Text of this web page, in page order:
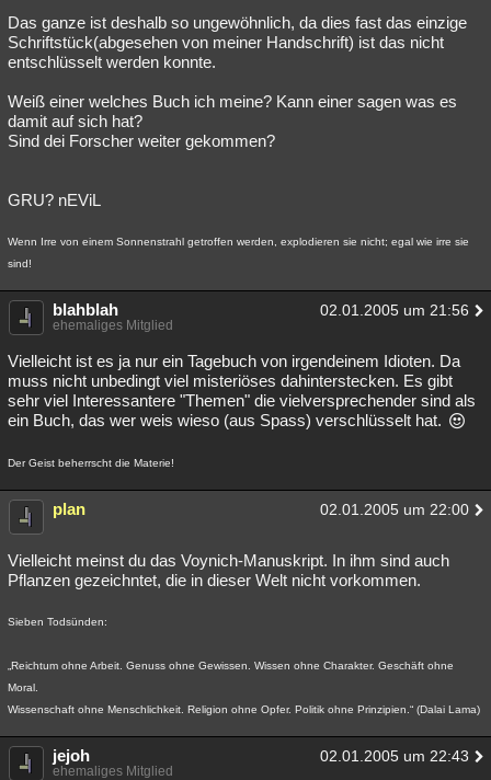
Besucht Teilgenommen Alle Neue Geschlossen
Lesenswert Schlüsselwörter
Das ganze ist deshalb so ungewöhnlich, da dies fast das einzige
Schriftstück(abgesehen von meiner Handschrift) ist das nicht
entschlüsselt werden konnte.
Weiß einer welches Buch ich meine? Kann einer sagen was es
damit auf sich hat?
Sind dei Forscher weiter gekommen?
GRU? nEViL
Wenn Irre von einem Sonnenstrahl getroffen werden, explodieren sie nicht; egal wie irre sie
sind!
blahblah 02.01.2005 um 21:56
ehemaliges Mitglied
Vielleicht ist es ja nur ein Tagebuch von irgendeinem Idioten. Da
muss nicht unbedingt viel misteriöses dahinterstecken. Es gibt
sehr viel Interessantere "Themen" die vielversprechender sind als
ein Buch, das wer weis wieso (aus Spass) verschlüsselt hat.
Der Geist beherrscht die Materie!
plan 02.01.2005 um 22:00
Vielleicht meinst du das Voynich-Manuskript. In ihm sind auch
Pflanzen gezeichntet, die in dieser Welt nicht vorkommen.
Sieben Todsünden:
„Reichtum ohne Arbeit. Genuss ohne Gewissen. Wissen ohne Charakter. Geschäft ohne
Moral.
Wissenschaft ohne Menschlichkeit. Religion ohne Opfer. Politik ohne Prinzipien.“ (Dalai Lama)
jejoh 02.01.2005 um 22:43
ehemaliges Mitglied